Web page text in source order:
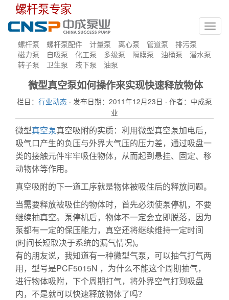
螺杆泵专家
螺杆泵 螺杆泵配件 计量泵 离心泵 管道泵
排污泵
磁力泵
自吸泵 化工泵 多级泵 隔膜泵 油桶泵
潜水泵
转子泵
卫生泵 液下泵 油泵
微型真空泵如何操作来实现快速释放物体
栏目： 行业动态 · 发布日期：2011年12月23日 · 作者：中成泵
业
微型真空泵真空吸附的实质：利用微型真空泵加电后，
吸气口产生的负压与外界大气压的压力差，通过吸盘一
类的接触元件牢牢吸住物体，从而起到悬挂、固定、移
动物体等作用。
真空吸附的下一道工序就是物体被吸住后的释放问题。
当需要释放被吸住的物体时，首先必须使泵停机，不要
继续抽真空。泵停机后，物体不一定会立即脱落，因为
泵都有一定的保压能力，真空还将继续维持一定时间
(时间长短取决于系统的漏气情况)。
有的朋友说，我知道有一种微型气泵，可以抽气打气两
用，型号是PCF5015N ，为什么不能这个周期抽气，
进行物体吸附，下个周期打气，将外界空气打到吸盘
内，不是就可以快速释放物体了吗？